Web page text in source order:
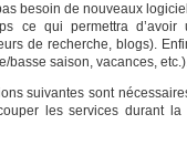
besoin de nouveaux
ce qui permettra d’avoir
de recherche, blogs).
basse saison, vacances,
suivantes sont
les services durant